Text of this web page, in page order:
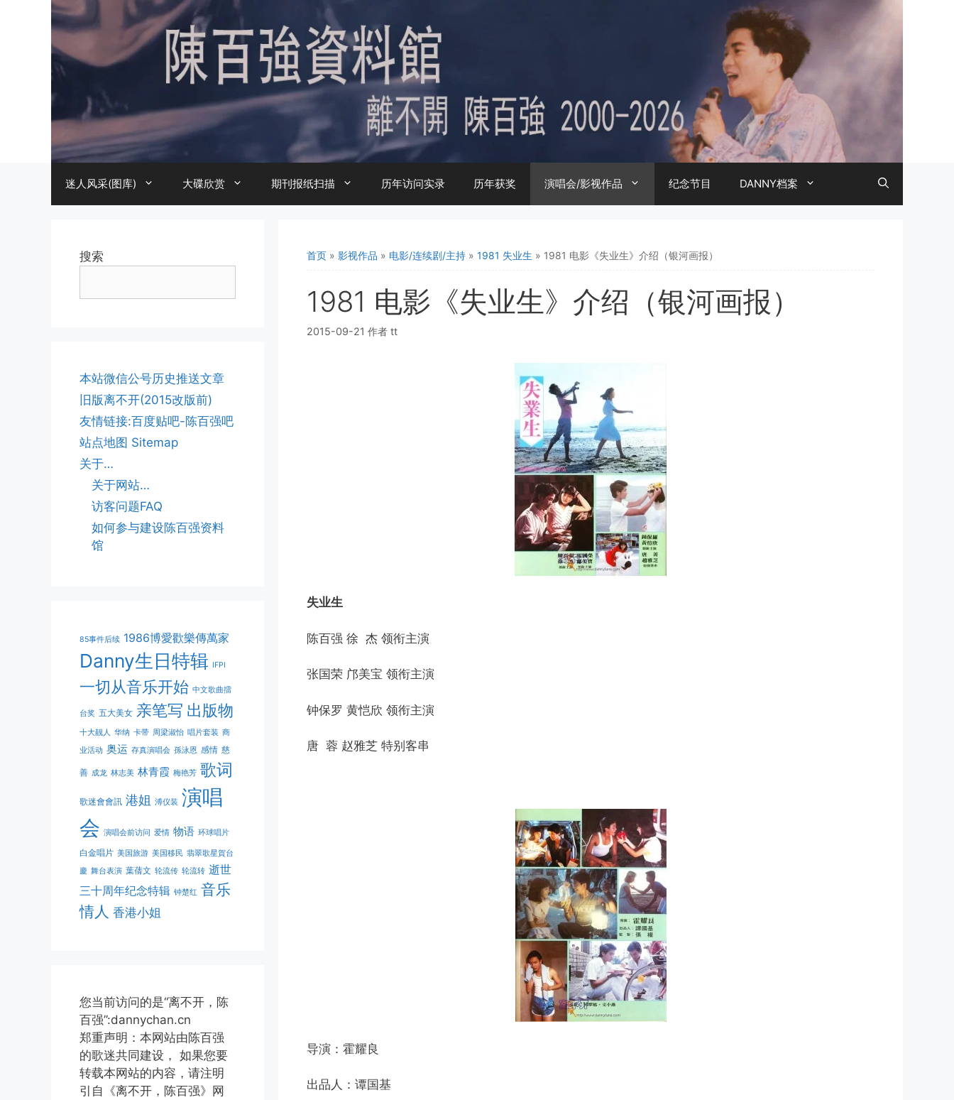
迷人风采(图库) 大碟欣赏 期刊报纸扫描 历年访问实录 历年获奖 演唱会/影视作品 纪念节目 DANNY档案
首页 » 影视作品 » 电影/连续剧/主持 » 1981 失业生 » 1981 电影《失业生》介绍（银河画报）
1981 电影《失业生》介绍（银河画报）
2015-09-21 作者 tt
失业生
陈百强 徐 杰 领衔主演
张国荣 邝美宝 领衔主演
钟保罗 黄恺欣 领衔主演
唐 蓉 赵雅芝 特别客串
导演：霍耀良
出品人：谭国基
搜索
本站微信公号历史推送文章
旧版离不开(2015改版前)
友情链接:百度贴吧-陈百强吧
站点地图 Sitemap
关于…
关于网站…
访客问题FAQ
如何参与建设陈百强资料
馆
85事件后续 1986博愛歡樂傳萬家
Danny生日特辑 IFPI
一切从音乐开始 中文歌曲擂
台奖 五大美女 亲笔写 出版物
十大靓人 华纳 卡带 周梁淑怡 唱片套装 商
业活动 奥运 存真演唱会 孫泳恩 感情 慈
善 成龙 林志美 林青霞 梅艳芳 歌词
歌迷會會訊 港姐 溥仪装 演唱
会 演唱会前访问 爱情 物语 环球唱片
白金唱片 美国旅游 美国移民 翡翠歌星賀台
慶 舞台表演 葉蒨文 轮流传 轮流转 逝世
三十周年纪念特辑 钟楚红 音乐
情人 香港小姐
您当前访问的是“离不开，陈
百强”:dannychan.cn
郑重声明：本网站由陈百强
的歌迷共同建设， 如果您要
转载本网站的内容，请注明
引自《离不开，陈百强》网